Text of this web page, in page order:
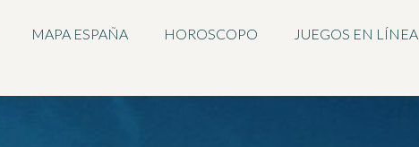
MAPA ESPAÑA HOROSCOPO JUEGOS EN LÍNEA